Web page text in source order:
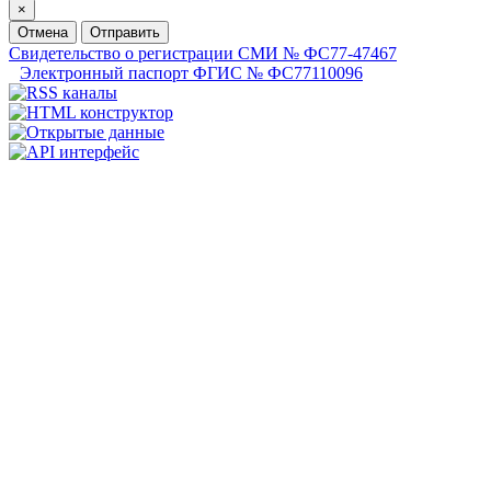
×
Отмена
Отправить
Свидетельство о регистрации СМИ № ФС77-47467
Электронный паспорт ФГИС № ФС77110096